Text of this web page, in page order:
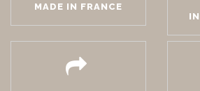
MADE IN FRANCE